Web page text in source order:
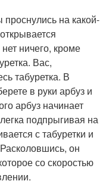
на какой-
ничего, кроме
Вас,
табуретка. В
в руки арбуз и
арбуз начинает
подпрыгивая на
с табуретки и
он
со скоростью